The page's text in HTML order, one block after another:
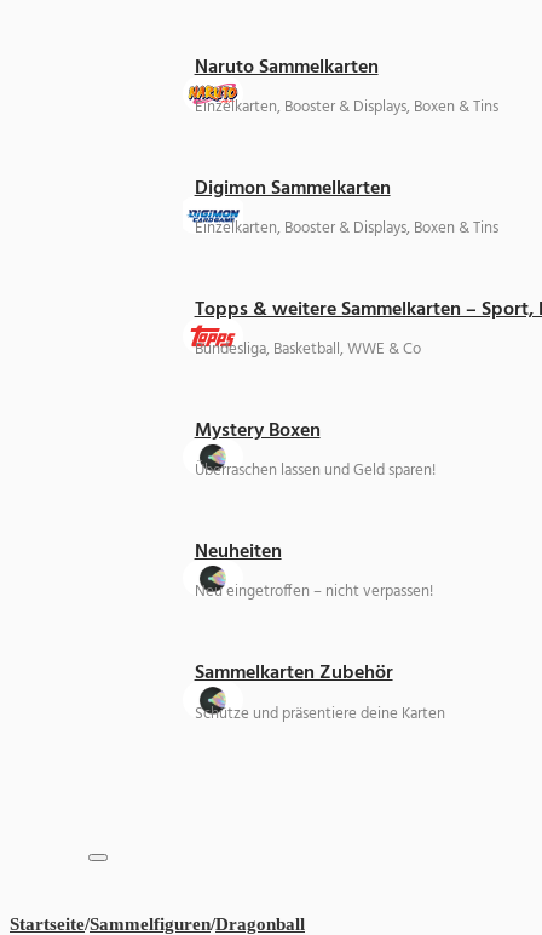
Naruto Sammelkarten
Einzelkarten, Booster & Displays, Boxen & Tins
Digimon Sammelkarten
Einzelkarten, Booster & Displays, Boxen & Tins
Topps & weitere Sammelkarten –
Bundesliga, Basketball, WWE & Co
Mystery Boxen
Überraschen lassen und Geld sparen!
Neuheiten
Neu eingetroffen – nicht verpassen!
Sammelkarten Zubehör
Schütze und präsentiere deine Karten
Startseite/Sammelfiguren/Dragonball